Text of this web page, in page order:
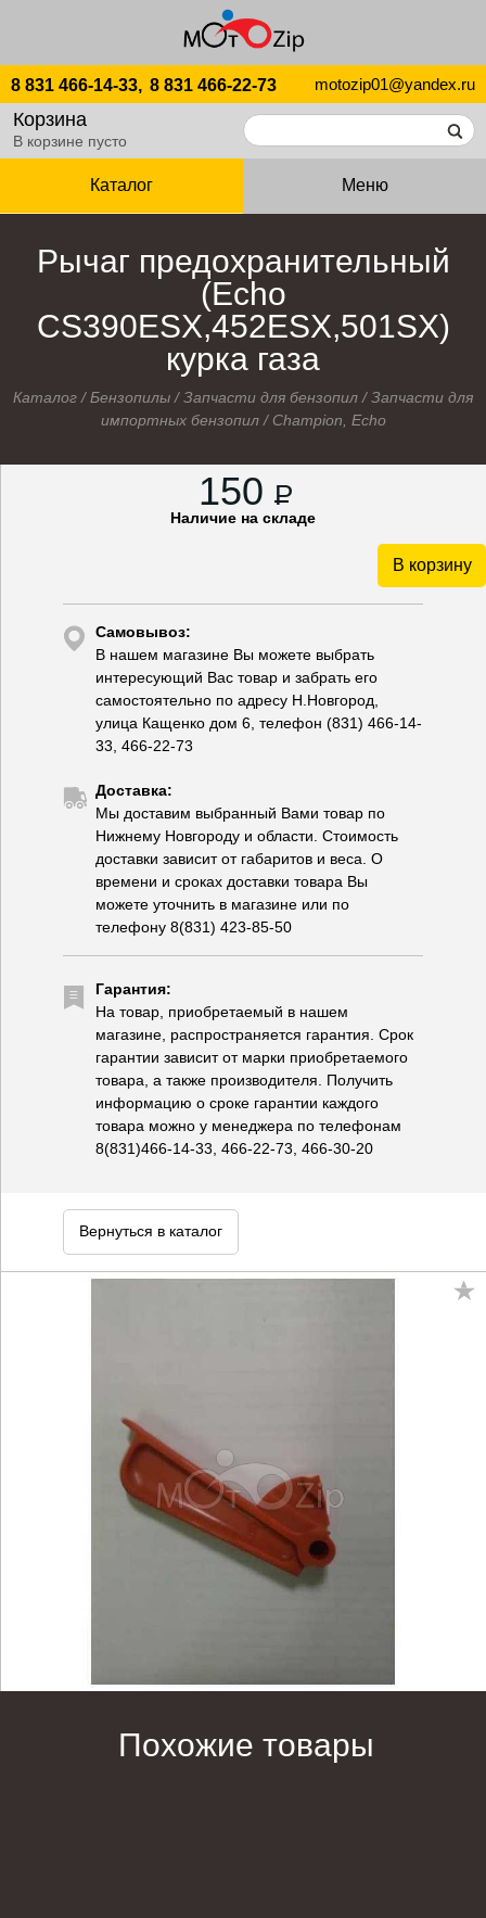
8 831 466-14-33, 8 831 466-22-73 motozip01@yandex.ru
Корзина
В корзине пусто
Каталог Меню
Рычаг предохранительный
(Echo
CS390ESX,452ESX,501SX)
курка газа
Каталог /Бензопилы /Запчасти для бензопил /Запчасти для
импортных бензопил/ Champion, Echo
150 P
Наличие на складе
В корзину
Самовывоз:
В нашем магазине Вы можете выбрать
интересующий Вас товар и забрать его
самостоятельно по адресу Н.Новгород,
улица Кащенко дом 6, телефон (831) 466-14-
33, 466-22-73
Доставка:
Мы доставим выбранный Вами товар по
Нижнему Новгороду и области. Стоимость
доставки зависит от габаритов и веса. О
времени и сроках доставки товара Вы
можете уточнить в магазине или по
телефону 8(831) 423-85-50
Гарантия:
На товар, приобретаемый в нашем
магазине, распространяется гарантия. Срок
гарантии зависит от марки приобретаемого
товара, а также производителя. Получить
информацию о сроке гарантии каждого
товара можно у менеджера по телефонам
8(831)466-14-33, 466-22-73, 466-30-20
Вернуться в каталог
Похожие товары